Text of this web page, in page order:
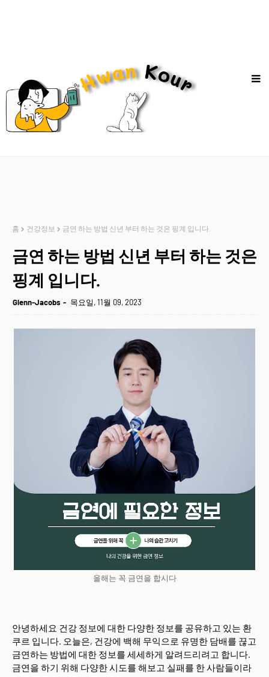
홈 건강정보 금연 하는 방법 신년 부터 하는 것은 핑계 입니다.
금연 하는 방법 신년 부터 하는 것은
핑계 입니다.
Glenn-Jacobs 목요일, 11월 09, 2023
올해는 꼭 금연을 합시다
안녕하세요 건강 정보에 대한 다양한 정보를 공유하고 있는 환
쿠르 입니다. 오늘은, 건강에 백해 무익으로 유명한 담배를 끊고
금연하는 방법에 대한 정보를 세세하게 알려드리려고 합니다.
금연을 하기 위해 다양한 시도를 해보고 실패를 한 사람들이라